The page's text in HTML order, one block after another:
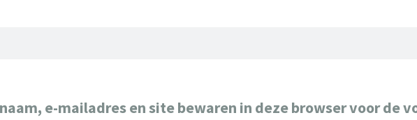
e-mailadres en site bewaren in deze browser voor de